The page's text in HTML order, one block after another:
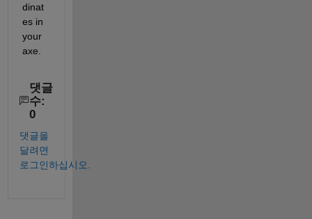
dinat
es in
your
axe.
댓글
수:
0
댓글을
달려면
로그인하십시오.